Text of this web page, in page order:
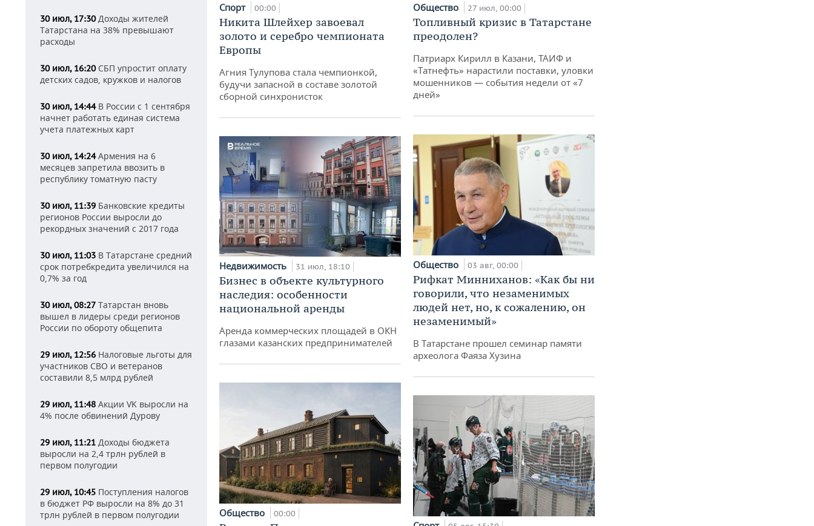
30 июл, 17:30Доходы жителей
Татарстана на 38% превышают
расходы
30 июл, 16:20СБП упростит оплату
детских садов, кружков и налогов
30 июл, 14:44В России с 1 сентября
начнет работать единая система
учета платежных карт
30 июл, 14:24Армения на 6
месяцев запретила ввозить в
республику томатную пасту
30 июл, 11:39 Банковские кредиты
регионов России выросли до
рекордных значений с 2017 года
30 июл, 11:03 В Татарстане средний
срок потребкредита увеличился на
0,7% за год
30 июл, 08:27 Татарстан вновь
вышел в лидеры среди регионов
России по обороту общепита
29 июл, 12:56 Налоговые льготы для
участников СВО и ветеранов
составили 8,5 млрд рублей
29 июл, 11:48 Акции VK выросли на
4% после обвинений Дурову
29 июл, 11:21 Доходы бюджета
выросли на 2,4 трлн рублей в
первом полугодии
29 июл, 10:45 Поступления налогов
в бюджет РФ выросли на 8% до 31
трлн рублей в первом полугодии
Спорт 00:00
Никита Шлейхер завоевал
золото и серебро чемпионата
Европы
Агния Тулупова стала чемпионкой,
будучи запасной в составе золотой
сборной синхронисток
Недвижимость 31 июл, 18:10
Бизнес в объекте культурного
наследия: особенности
национальной аренды
Аренда коммерческих площадей в ОКН
глазами казанских предпринимателей
Общество 00:00
Общество 27 июл, 00:00
Топливный кризис в Татарстане
преодолен?
Патриарх Кирилл в Казани, ТАИФ и
«Татнефть» нарастили поставки, уловки
мошенников — события недели от «7
дней»
Общество 03 авг, 00:00
Рифкат Минниханов: «Как бы ни
говорили, что незаменимых
людей нет, но, к сожалению, он
незаменимый»
В Татарстане прошел семинар памяти
археолога Фаяза Хузина